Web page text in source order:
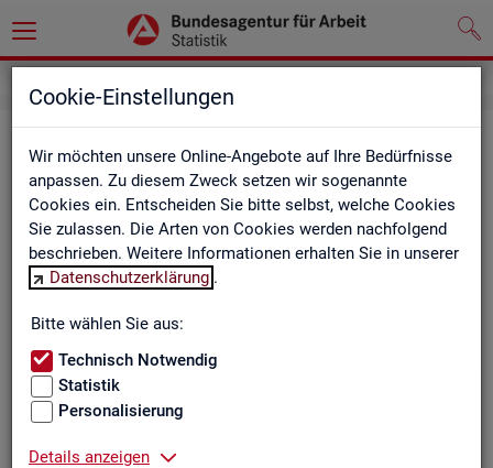
Cookie-Einstellungen
Wir möchten unsere Online-Angebote auf Ihre Bedürfnisse
anpassen. Zu diesem Zweck setzen wir sogenannte
Cookies ein. Entscheiden Sie bitte selbst, welche Cookies
Sie zulassen. Die Arten von Cookies werden nachfolgend
beschrieben. Weitere Informationen erhalten Sie in unserer
Datenschutzerklärung .
Bitte wählen Sie aus:
Technisch Notwendig
Statistik
Personalisierung
Details anzeigen
Be­ru­fe auf einen Blick
Die Dia­gram­me und Ta­bel­len wer­den jähr­lich ak­tua­li­siert und
ent­hal­ten In­for­ma­tio­nen zu den The­men Be­schäf­ti­gung, Ent­
gelt, Ar­beits­lo­sig­keit, ge­mel­de­te Ar­beits­stel­len und Fach­kräf­
te­be­darf aller Be­ru­fe sowie der MINT- und In­ge­nieur­be­ru­fe dif­
fe­ren­ziert nach dem An­for­de­rungs­ni­veau (z.B. Fach­kräf­te) für
Deutsch­land, Län­der und Agen­tur­be­zir­ke
Bitte wäh­len Sie ein Thema aus